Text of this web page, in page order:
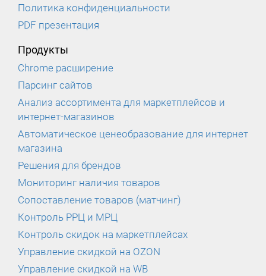
Политика конфиденциальности
PDF презентация
Продукты
Chrome расширение
Парсинг сайтов
Анализ ассортимента для маркетплейсов и
интернет-магазинов
Автоматическое ценеобразование для интернет
магазина
Решения для брендов
Мониторинг наличия товаров
Сопоставление товаров (матчинг)
Контроль РРЦ и МРЦ
Контроль скидок на маркетплейсах
Управление скидкой на OZON
Управление скидкой на WB